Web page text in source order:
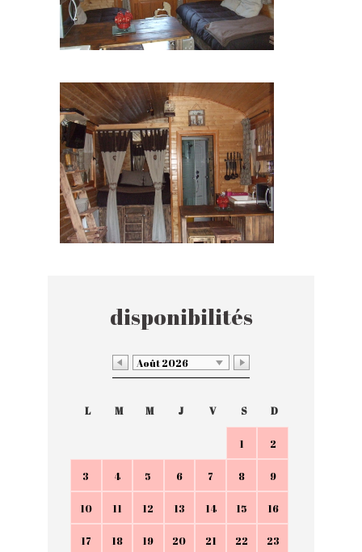
disponibilités
Août 2026
L M M J V S D
1 2
3 4 5 6 7 8 9
10 11 12 13 14 15 16
17 18 19 20 21 22 23